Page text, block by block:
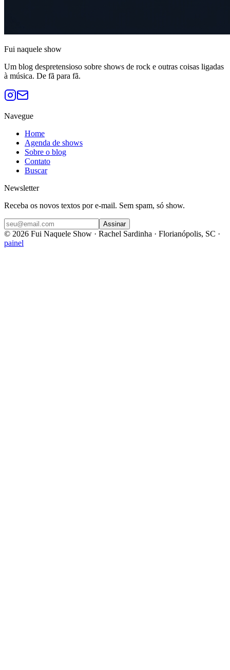
Fui naquele show
Um blog despretensioso sobre shows de rock e outras coisas ligadas
à música. De fã para fã.
Navegue
Home
Agenda de shows
Sobre o blog
Contato
Buscar
Newsletter
Receba os novos textos por e-mail. Sem spam, só show.
Assinar
© 2026 Fui Naquele Show · Rachel Sardinha · Florianópolis, SC ·
painel